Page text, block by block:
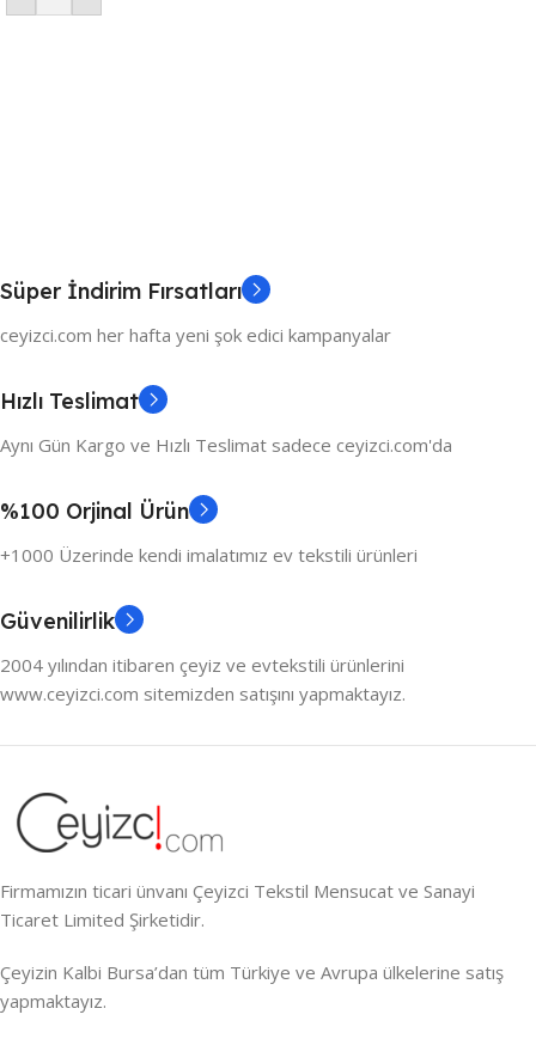
Süper İndirim Fırsatları
ceyizci.com her hafta yeni şok edici kampanyalar
Hızlı Teslimat
Aynı Gün Kargo ve Hızlı Teslimat sadece ceyizci.com'da
%100 Orjinal Ürün
+1000 Üzerinde kendi imalatımız ev tekstili ürünleri
Güvenilirlik
2004 yılından itibaren çeyiz ve evtekstili ürünlerini
www.ceyizci.com sitemizden satışını yapmaktayız.
Firmamızın ticari ünvanı Çeyizci Tekstil Mensucat ve Sanayi
Ticaret Limited Şirketidir.
Çeyizin Kalbi Bursa’dan tüm Türkiye ve Avrupa ülkelerine satış
yapmaktayız.